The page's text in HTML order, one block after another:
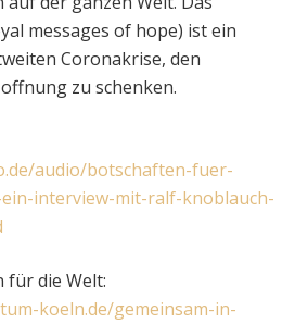
messages of hope) ist ein
Coronakrise, den
zu schenken.
audio/botschaften-fuer-
interview-mit-ralf-knoblauch-
für die Welt:
koeln.de/gemeinsam-in-